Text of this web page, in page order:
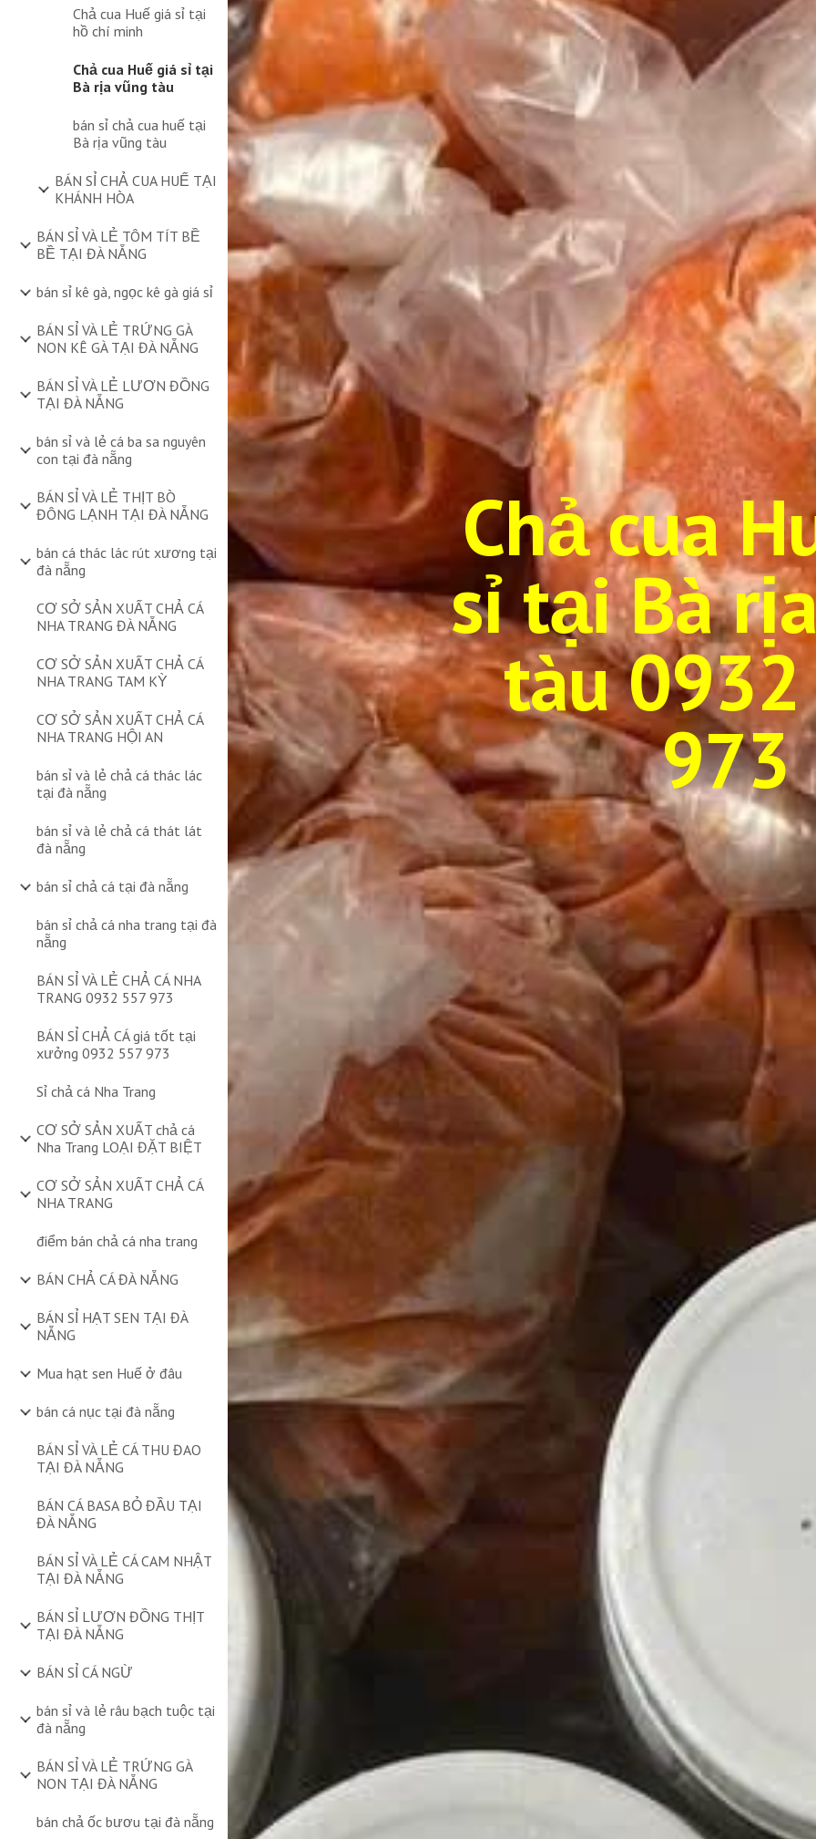
Chả cua Huế giá sỉ tại
hồ chí minh
Chả cua Huế giá sỉ tại
Bà rịa vũng tàu
bán sỉ chả cua huế tại
Bà rịa vũng tàu
BÁN SỈ CHẢ CUA HUẾ TẠI
KHÁNH HÒA
BÁN SỈ VÀ LẺ TÔM TÍT BỀ
BỀ TẠI ĐÀ NẴNG
bán sỉ kê gà, ngọc kê gà giá sỉ
BÁN SỈ VÀ LẺ TRỨNG GÀ
NON KÊ GÀ TẠI ĐÀ NẴNG
BÁN SỈ VÀ LẺ LƯƠN ĐỒNG
TẠI ĐÀ NẴNG
bán sỉ và lẻ cá ba sa nguyên
con tại đà nẵng
BÁN SỈ VÀ LẺ THỊT BÒ
ĐÔNG LẠNH TẠI ĐÀ NẴNG
bán cá thác lác rút xương tại
đà nẵng
CƠ SỞ SẢN XUẤT CHẢ CÁ
NHA TRANG ĐÀ NẴNG
CƠ SỞ SẢN XUẤT CHẢ CÁ
NHA TRANG TAM KỲ
CƠ SỞ SẢN XUẤT CHẢ CÁ
NHA TRANG HỘI AN
bán sỉ và lẻ chả cá thác lác
tại đà nẵng
bán sỉ và lẻ chả cá thát lát
đà nẵng
bán sỉ chả cá tại đà nẵng
bán sỉ chả cá nha trang tại đà
nẵng
BÁN SỈ VÀ LẺ CHẢ CÁ NHA
TRANG 0932 557 973
BÁN SỈ CHẢ CÁ giá tốt tại
xưởng 0932 557 973
Sỉ chả cá Nha Trang
CƠ SỞ SẢN XUẤT chả cá
Nha Trang LOẠI ĐẶT BIỆT
CƠ SỞ SẢN XUẤT CHẢ CÁ
NHA TRANG
điểm bán chả cá nha trang
BÁN CHẢ CÁ ĐÀ NẴNG
BÁN SỈ HẠT SEN TẠI ĐÀ
NẴNG
Mua hạt sen Huế ở đâu
bán cá nục tại đà nẵng
BÁN SỈ VÀ LẺ CÁ THU ĐAO
TẠI ĐÀ NẴNG
BÁN CÁ BASA BỎ ĐẦU TẠI
ĐÀ NẴNG
BÁN SỈ VÀ LẺ CÁ CAM NHẬT
TẠI ĐÀ NẴNG
BÁN SỈ LƯƠN ĐỒNG THỊT
TẠI ĐÀ NẴNG
BÁN SỈ CÁ NGỪ
bán sỉ và lẻ râu bạch tuộc tại
đà nẵng
BÁN SỈ VÀ LẺ TRỨNG GÀ
NON TẠI ĐÀ NẴNG
bán chả ốc bươu tại đà nẵng
Chả cua
sỉ tại Bà
tàu0932
973